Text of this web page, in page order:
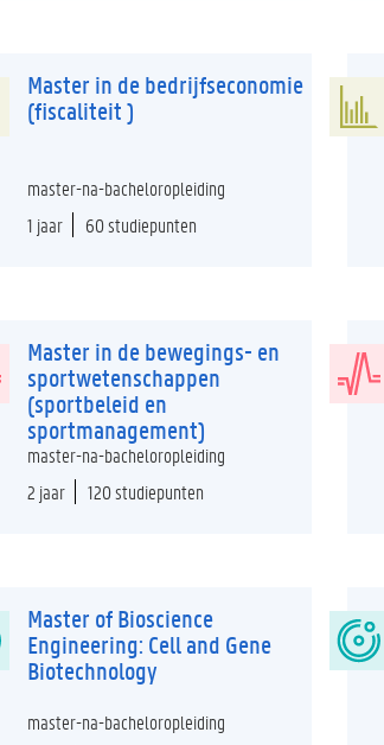
Master in de bedrijfseconomie
(fiscaliteit )
master-na-bacheloropleiding
1 jaar
60 studiepunten
Master in de bewegings- en
sportwetenschappen
(sportbeleid en
sportmanagement)
master-na-bacheloropleiding
2 jaar
120 studiepunten
Master of Bioscience
Engineering: Cell and Gene
Biotechnology
master-na-bacheloropleiding